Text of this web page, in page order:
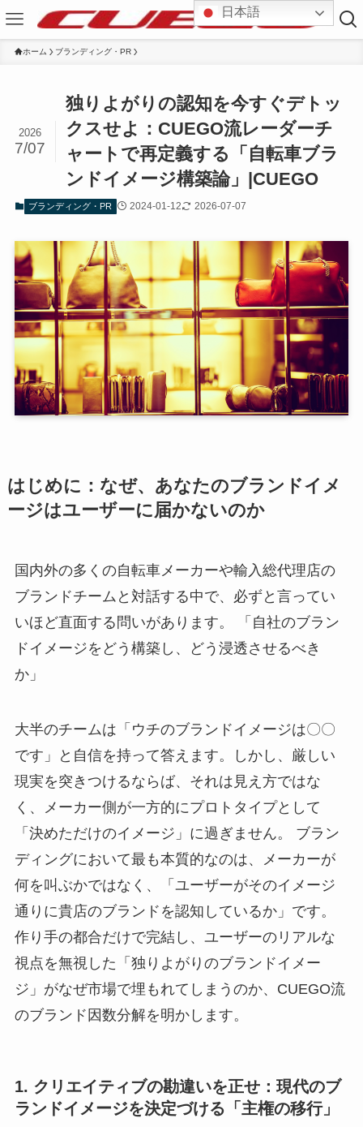
ホーム ブランディング・PR
独りよがりの認知を今すぐデトッ
クスせよ：CUEGO流レーダーチ
ャートで再定義する「自転車ブラ
ンドイメージ構築論」|CUEGO
2026
7/07
ブランディング・PR 2024-01-12 2026-07-07
はじめに：なぜ、あなたのブランドイメ
ージはユーザーに届かないのか
国内外の多くの自転車メーカーや輸入総代理店の
ブランドチームと対話する中で、必ずと言ってい
いほど直面する問いがあります。 「自社のブラン
ドイメージをどう構築し、どう浸透させるべき
か」
大半のチームは「ウチのブランドイメージは〇〇
です」と自信を持って答えます。しかし、厳しい
現実を突きつけるならば、それは見え方ではな
く、メーカー側が一方的にプロトタイプとして
「決めただけのイメージ」に過ぎません。 ブラン
ディングにおいて最も本質的なのは、メーカーが
何を叫ぶかではなく、「ユーザーがそのイメージ
通りに貴店のブランドを認知しているか」です。
作り手の都合だけで完結し、ユーザーのリアルな
視点を無視した「独りよがりのブランドイメー
ジ」がなぜ市場で埋もれてしまうのか、CUEGO流
のブランド因数分解を明かします。
1. クリエイティブの勘違いを正せ：現代のブ
ランドイメージを決定づける「主権の移行」
日本語